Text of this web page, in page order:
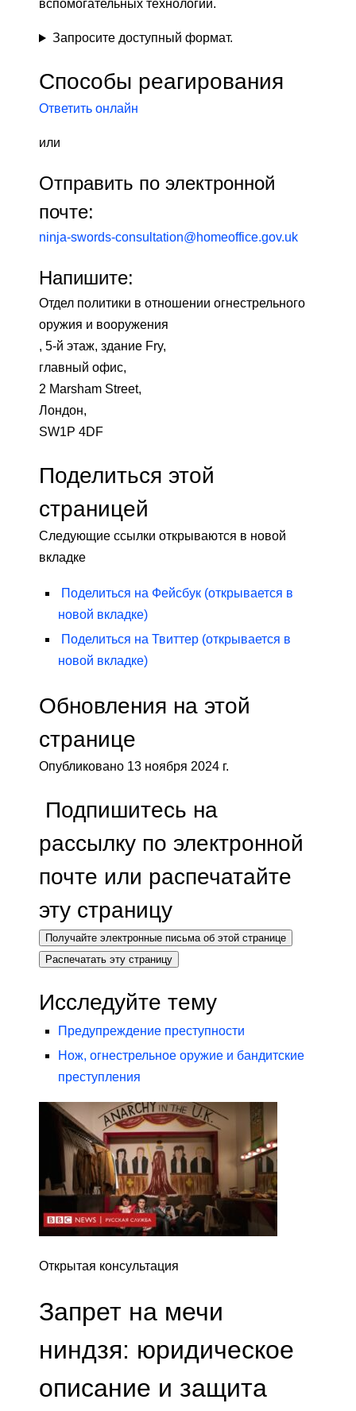
вспомогательных технологий.
Запросите доступный формат.
Способы реагирования
Ответить онлайн
или
Отправить по электронной
почте:
ninja-swords-consultation@homeoffice.gov.uk
Напишите:
Отдел политики в отношении огнестрельного
оружия и вооружения
, 5-й этаж, здание Fry,
главный офис,
2 Marsham Street,
Лондон,
SW1P 4DF
Поделиться этой
страницей
Следующие ссылки открываются в новой
вкладке
Поделиться на Фейсбук (открывается в
новой вкладке)
Поделиться на Твиттер (открывается в
новой вкладке)
Обновления на этой
странице
Опубликовано 13 ноября 2024 г.
Подпишитесь на
рассылку по электронной
почте или распечатайте
эту страницу
Получайте электронные письма об этой странице
Распечатать эту страницу
Исследуйте тему
Предупреждение преступности
Нож, огнестрельное оружие и бандитские
преступления
Открытая консультация
Запрет на мечи
ниндзя: юридическое
описание и защита